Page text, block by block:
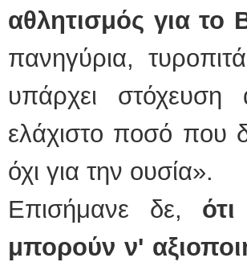
αθλητισμός για το
πανηγύρια,
υπάρχει
ελάχιστο ποσό που
όχι για την ουσία».
Επισήμανε δε,
μπορούν ν'